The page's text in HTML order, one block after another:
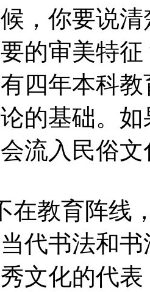
，你要说
的审美特
四年本科
的基础。
流入民俗
在教育阵线
代书法和
文化的代